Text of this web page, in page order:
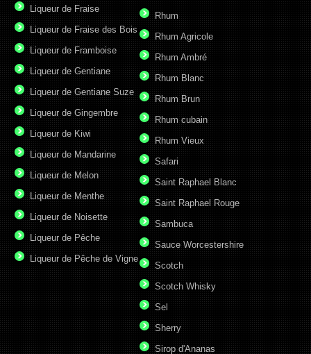
Liqueur de Fraise
Liqueur de Fraise des Bois
Liqueur de Framboise
Liqueur de Gentiane
Liqueur de Gentiane Suze
Liqueur de Gingembre
Liqueur de Kiwi
Liqueur de Mandarine
Liqueur de Melon
Liqueur de Menthe
Liqueur de Noisette
Liqueur de Pêche
Liqueur de Pêche de Vigne
Rhum
Rhum Agricole
Rhum Ambré
Rhum Blanc
Rhum Brun
Rhum cubain
Rhum Vieux
Safari
Saint Raphael Blanc
Saint Raphael Rouge
Sambuca
Sauce Worcestershire
Scotch
Scotch Whisky
Sel
Sherry
Sirop d'Ananas